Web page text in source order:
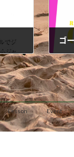
ゴ
2026-
Lesson Event